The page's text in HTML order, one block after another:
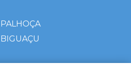
PALHOÇA
BIGUAÇU